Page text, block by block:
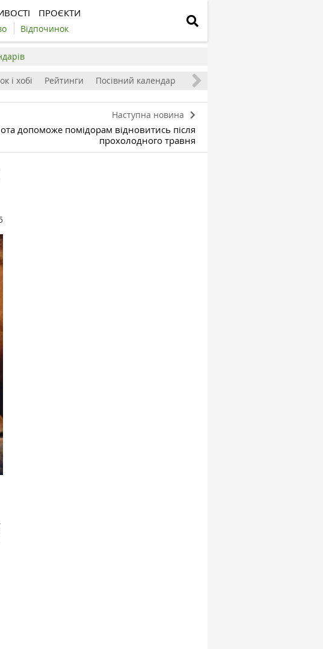
ПРОЄКТИ
Відпочинок
і хобі Рейтинги Посівний календар
Наступна новина
допоможе помідорам відновитись після
прохолодного травня